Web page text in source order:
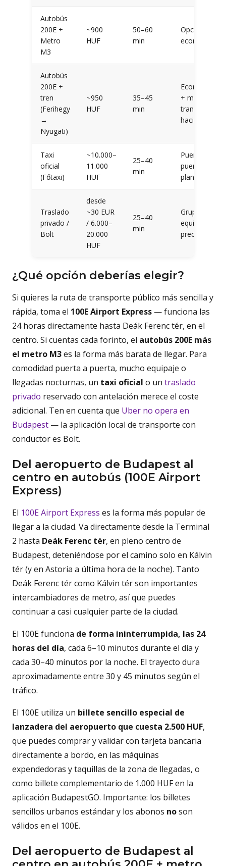
Autobús
200E +
Metro
M3
~900
HUF
50–60
min
Opción más
económica
Autobús
200E +
tren
(Ferihegy
→
Nyugati)
~950
HUF
35–45
min
Económico
+ menos
transbordos
hacia Pest
Taxi
oficial
(Főtaxi)
~10.000–
11.000
HUF
25–40
min
Puerta a
puerta, sin
planificar
Traslado
privado /
Bolt
desde
~30 EUR
/ 6.000–
20.000
HUF
25–40
min
Grupos,
equipaje,
precio fijo
¿Qué opción deberías elegir?
Si quieres la ruta de transporte público más sencilla y
rápida, toma el 100E Airport Express — funciona las
24 horas directamente hasta Deák Ferenc tér, en el
centro. Si cuentas cada forinto, el autobús 200E más
el metro M3es la forma más barata de llegar. Para
comodidad puerta a puerta, mucho equipaje o
llegadas nocturnas, un taxi oficial o un traslado
privado reservado con antelación merece el coste
adicional. Ten en cuenta que Uber no opera en
Budapest — la aplicación local de transporte con
conductor es Bolt.
Del aeropuerto de Budapest al
centro en autobús (100E Airport
Express)
El 100E Airport Express es la forma más popular de
llegar a la ciudad. Va directamente desde la Terminal
2 hasta Deák Ferenc tér, en pleno centro de
Budapest, deteniéndose por el camino solo en Kálvin
tér (y en Astoria a última hora de la noche). Tanto
Deák Ferenc tér como Kálvin tér son importantes
intercambiadores de metro, así que puedes
continuar a casi cualquier parte de la ciudad.
El 100E funciona de forma ininterrumpida, las 24
horas del día, cada 6–10 minutos durante el día y
cada 30–40 minutos por la noche. El trayecto dura
aproximadamente entre 30 y 45 minutos según el
tráfico.
El 100E utiliza un billete sencillo especial de
lanzadera del aeropuerto que cuesta 2.500 HUF,
que puedes comprar y validar con tarjeta bancaria
directamente a bordo, en las máquinas
expendedoras y taquillas de la zona de llegadas, o
como billete complementario de 1.000 HUF en la
aplicación BudapestGO. Importante: los billetes
sencillos urbanos estándar y los abonos noson
válidos en el 100E.
Del aeropuerto de Budapest al